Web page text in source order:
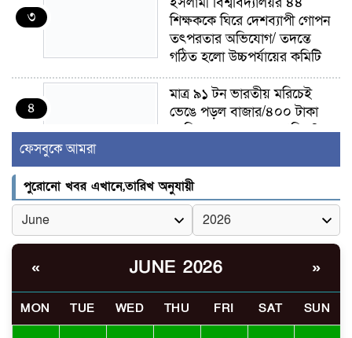
৩
শিক্ষককে ঘিরে দেশব্যাপী গোপন
তৎপরতার অভিযোগ/ তদন্তে
গঠিত হলো উচ্চপর্যায়ের কমিটি
৪
মাত্র ৯১ টন ভারতীয় মরিচেই
ভেঙে পড়ল বাজার/৪০০ টাকা
কেজি দাম কে ধরে রেখেছিল?
৫
জুলাই আন্দোলন ছিল সম্মিলিত,
লক্ষ্য হওয়া উচিত ঐক্য ও
রাষ্ট্রগঠন
ভোরে ঝিনাইদহ সীমান্তে জটলা
দেখে বিএসএফের রাবার বুলেট,
চুয়াডাঙ্গা/ প্রথম স্ত্রীকে নিয়ে
ফেসবুকে আমরা
পুরোনো খবর এখানে,তারিখ অনুযায়ী
« JUNE 2026 »
MON TUE WED THU FRI SAT SUN